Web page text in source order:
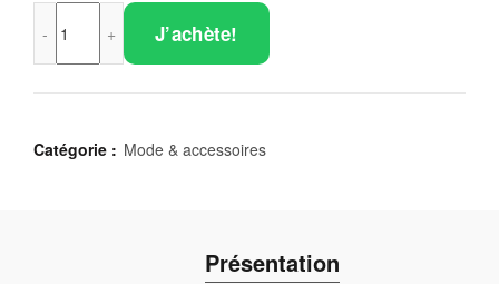
quantité de Le Baluchon convertible
J’achète!
Catégorie : Mode & accessoires
Présentation